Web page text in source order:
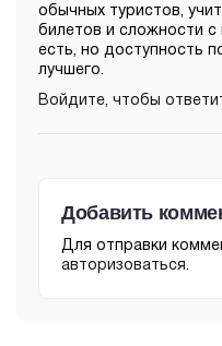
обычных туристов,
билетов и сложности
есть, но доступность
лучшего.
Войдите, чтобы
Добавить
Для отправки
авторизоваться.